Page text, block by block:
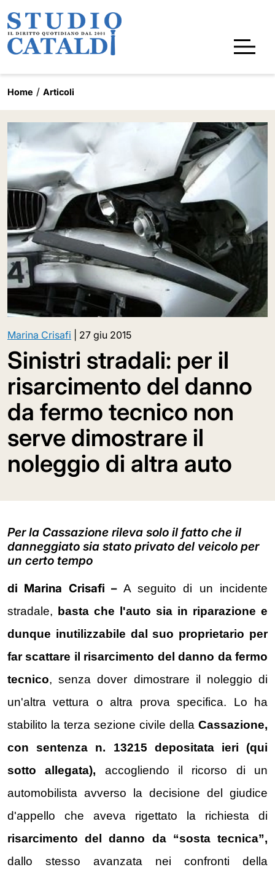
Home Articoli
Marina Crisafi 27 giu 2015
Sinistri stradali: per il
risarcimento del danno
da fermo tecnico non
serve dimostrare il
noleggio di altra auto
Per la Cassazione rileva solo il fatto che il
danneggiato sia stato privato del veicolo per
un certo tempo
di Marina Crisafi –A seguito di un incidente
stradale, basta che l'auto sia in riparazione e
dunque inutilizzabile dal suo proprietario per
far scattare il risarcimento del danno da fermo
tecnico, senza dover dimostrare il noleggio di
un'altra vettura o altra prova specifica. Lo ha
stabilito la terza sezione civile della Cassazione,
con sentenza n. 13215 depositata ieri (qui
sotto allegata), accogliendo il ricorso di un
automobilista avverso la decisione del giudice
d'appello che aveva rigettato la richiesta di
risarcimento del danno da “sosta tecnica”,
dallo stesso avanzata nei confronti della